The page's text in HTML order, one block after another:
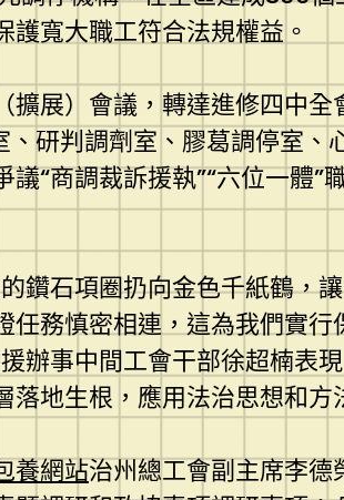
寬大職工符合法規權益。
擴展）會議，轉達進修四中
研判調劑室、膠葛調停室
“商調裁訴援執”“六位一體
鑽石項圈扔向金色千紙鶴，
務慎密相連，這為我們實
辦事中間工會干部徐超楠表
地生根，應用法治思想和
養網站治州總工會副主席李